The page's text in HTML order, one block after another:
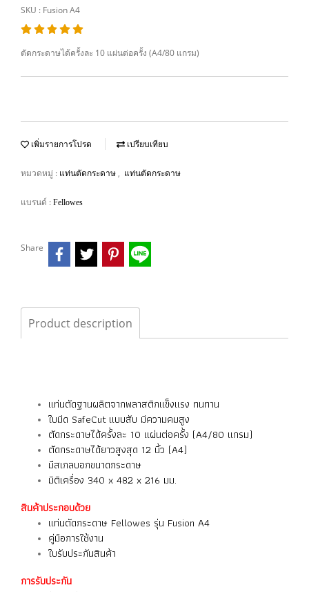
SKU : Fusion A4
ตัดกระดาษได้ครั้งละ 10 แผ่นต่อครั้ง (A4/80 แกรม)
เพิ่มรายการโปรด เปรียบเทียบ
หมวดหมู่ : แท่นตัดกระดาษ , แท่นตัดกระดาษ
แบรนด์ : Fellowes
Share
Product description
แท่นตัดฐานผลิตจากพลาสติกแข็งแรง ทนทาน
ใบมีด SafeCut แบบสับ มีความคมสูง
ตัดกระดาษได้ครั้งละ 10 แผ่นต่อครั้ง (A4/80 แกรม)
ตัดกระดาษได้ยาวสูงสุด 12 นิ้ว (A4)
มีสเกลบอกขนาดกระดาษ
มิติเครื่อง 340 x 482 x 216 มม.
สินค้าประกอบด้วย
แท่นตัดกระดาษ Fellowes รุ่น Fusion A4
คู่มือการใช้งาน
ใบรับประกันสินค้า
การรับประกัน